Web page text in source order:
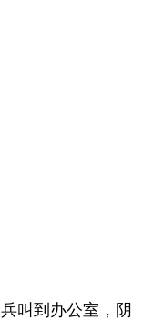
叫到办公室，阴